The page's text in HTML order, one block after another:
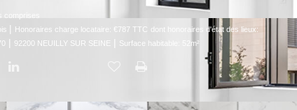
comprises
| Honoraires charge locataire: €787 TTC dont honoraires d'état des lieux:
| 92200 NEUILLY SUR SEINE Surface habitable: 52m²